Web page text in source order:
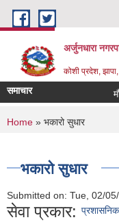
Skip to main content
अर्जुनधारा
कोशी प्रदेश,
समाचार
You are here
Home » भकारो सुधार
भकारो सुधार
Submitted on: Tue, 02/
सेवा प्रकार: